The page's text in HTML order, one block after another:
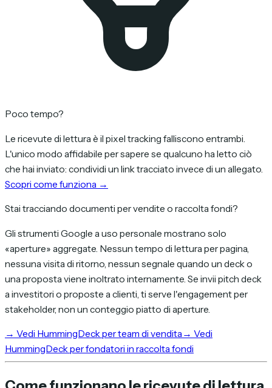
Poco tempo?
Le ricevute di lettura è il pixel tracking falliscono entrambi.
L'unico modo affidabile per sapere se qualcuno ha letto ciò
che hai inviato: condividi un link tracciato invece di un allegato.
Scopri come funziona →
Stai tracciando documenti per vendite o raccolta fondi?
Gli strumenti Google a uso personale mostrano solo
«aperture» aggregate. Nessun tempo di lettura per pagina,
nessuna visita di ritorno, nessun segnale quando un deck o
una proposta viene inoltrato internamente. Se invii pitch deck
a investitori o proposte a clienti, ti serve l'engagement per
stakeholder, non un conteggio piatto di aperture.
→ Vedi HummingDeck per team di vendita→ Vedi
HummingDeck per fondatori in raccolta fondi